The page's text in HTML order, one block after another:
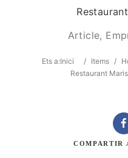
Cerca
Article,
Ets a:Inici / Items /
Restaurant
COMPARTIR